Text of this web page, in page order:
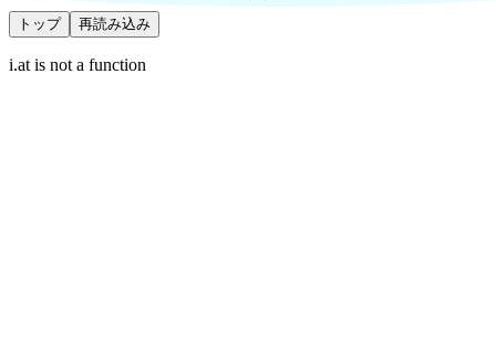
トップ 再読み込み
i.at is not a function